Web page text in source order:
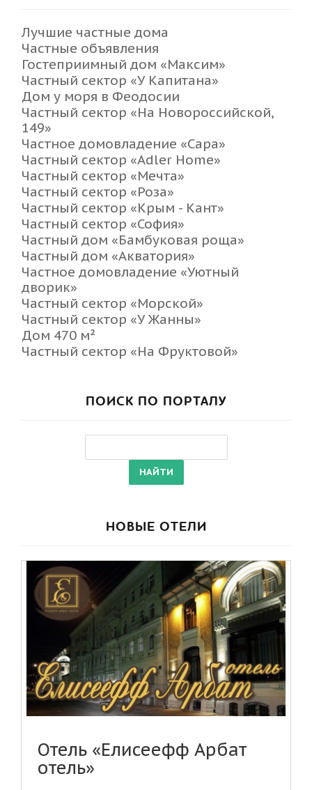
Лучшие частные дома
Частные объявления
Гостеприимный дом «Максим»
Частный сектор «У Капитана»
Дом у моря в Феодосии
Частный сектор «На Новороссийской,
149»
Частное домовладение «Сара»
Частный сектор «Adler Home»
Частный сектор «Мечта»
Частный сектор «Роза»
Частный сектор «Крым - Кант»
Частный сектор «София»
Частный дом «Бамбуковая роща»
Частный дом «Акватория»
Частное домовладение «Уютный
дворик»
Частный сектор «Морской»
Частный сектор «У Жанны»
Дом 470 м²
Частный сектор «На Фруктовой»
ПОИСК ПО ПОРТАЛУ
НОВЫЕ ОТЕЛИ
Отель «Елисеефф Арбат
отель»